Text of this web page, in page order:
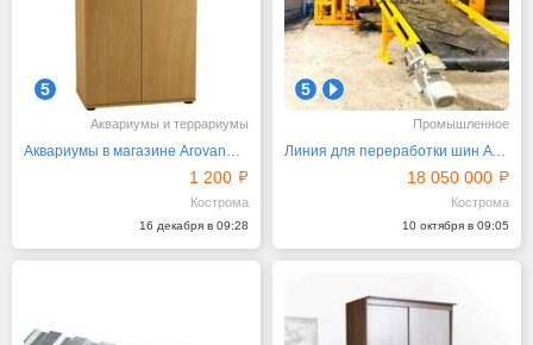
5
Аквариумы и террариумы
Аквариумы в магазине ArovanAqua
1 200
Кострома
16 декабря в 09:28
5 1
Промышленное
Линия для переработки шин ATR 500
18 050 000
Кострома
10 октября в 09:05